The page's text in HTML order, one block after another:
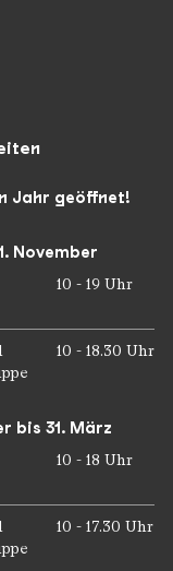
Jahr geöffnet!
November
10 - 19 Uhr
10 - 18.30 Uhr
bis 31. März
10 - 18 Uhr
10 - 17.30 Uhr